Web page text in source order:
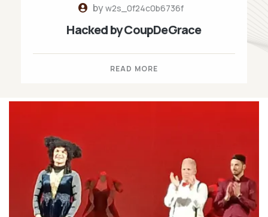
byw2s_0f24c0b6736f
Hacked by CoupDeGrace
READ MORE